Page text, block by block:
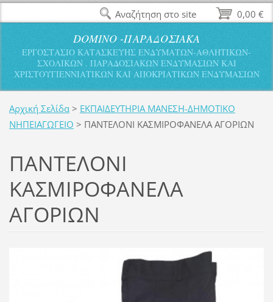
DOMINO -ΠΑΡΑΔΟΣΙΑΚΑ
ΕΡΓΟΣΤΑΣΙΟ ΚΑΤΑΣΚΕΥΗΣ ΕΝΔΥΜΑΤΩΝ-ΑΘΛΗΤΙΚΩΝ-
ΣΧΟΛΙΚΩΝ . ΠΑΡΑΔΟΣΙΑΚΩΝ ΕΝΔΥΜΑΣΙΩΝ ΚΑΙ
ΧΡΙΣΤΟΥΓΙΕΝΝΙΑΤΙΚΩΝ ΚΑΙ ΑΠΟΚΡΙΑΤΙΚΩΝ ΕΝΔΥΜΑΣΙΩΝ
Αρχική Σελίδα > ΕΚΠΑΙΔΕΥΤΗΡΙΑ ΜΑΝΕΣΗ-ΔΗΜΟΤΙΚΟ
ΝΗΠΕΙΑΓΩΓΕΙΟ > ΠΑΝΤΕΛΟΝΙ ΚΑΣΜΙΡΟΦΑΝΕΛΑ ΑΓΟΡΙΩΝ
ΠΑΝΤΕΛΟΝΙ
ΚΑΣΜΙΡΟΦΑΝΕΛΑ
ΑΓΟΡΙΩΝ
0,00 €
Αναζήτηση στο site